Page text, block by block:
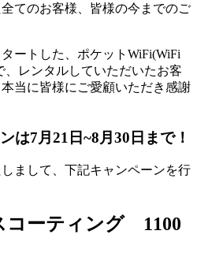
てのお客様、皆様の今までのご
ートした、ポケットWiFi(WiFi
、レンタルしていただいたお客
当に皆様にご愛顧いただき感謝
は7月21日~8月30日まで！
まして、下記キャンペーンを行
ーティング 1100